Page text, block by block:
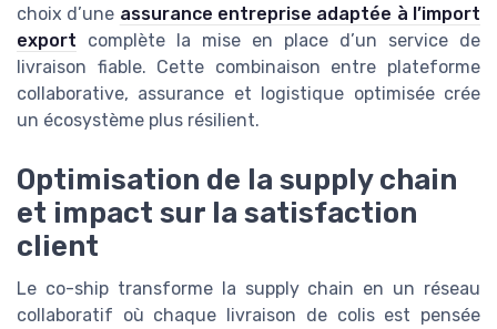
choix d’une assurance entreprise adaptée à l’import
export complète la mise en place d’un service de
livraison fiable. Cette combinaison entre plateforme
collaborative, assurance et logistique optimisée crée
un écosystème plus résilient.
Optimisation de la supply chain
et impact sur la satisfaction
client
Le co-ship transforme la supply chain en un réseau
collaboratif où chaque livraison de colis est pensée